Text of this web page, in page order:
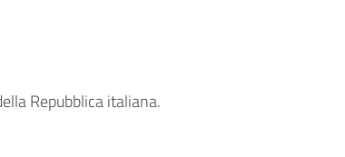
Repubblica italiana.